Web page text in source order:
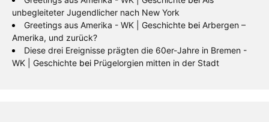
unbegleiteter Jugendlicher nach New York
Greetings aus Amerika - WK | Geschichte bei Arbergen –
Amerika, und zurück?
Diese drei Ereignisse prägten die 60er-Jahre in Bremen -
WK | Geschichte bei Prügelorgien mitten in der Stadt